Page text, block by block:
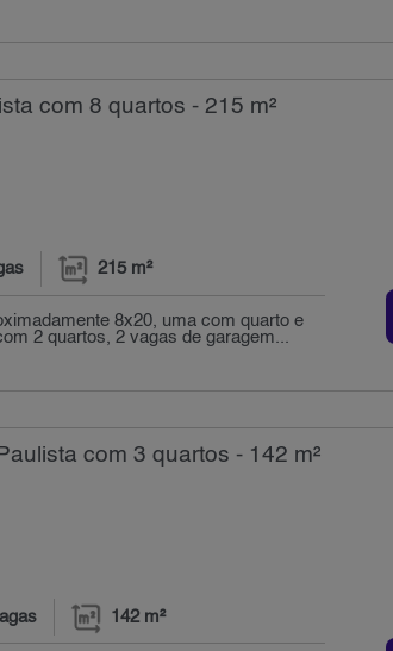
com 8 quartos - 215 m²
215 m²
8x20, uma com quarto e
2 quartos, 2 vagas de garagem...
com 3 quartos - 142 m²
142 m²